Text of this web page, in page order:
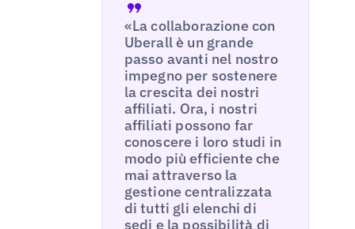
«La collaborazione con
Uberall è un grande
passo avanti nel nostro
impegno per sostenere
la crescita dei nostri
affiliati. Ora, i nostri
affiliati possono far
conoscere i loro studi in
modo più efficiente che
mai attraverso la
gestione centralizzata
di tutti gli elenchi di
sedi e la possibilità di